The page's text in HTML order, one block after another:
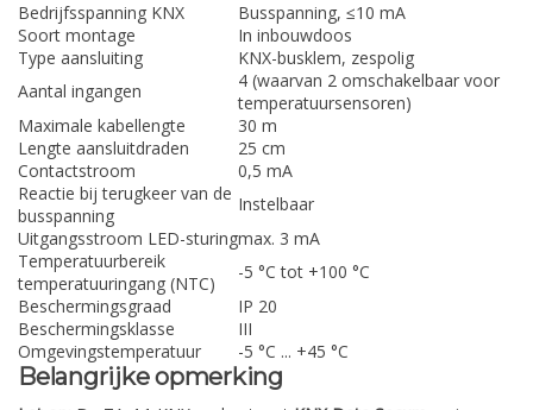
Bedrijfsspanning KNX
Busspanning, ≤10 mA
Soort montage
In inbouwdoos
Type aansluiting
KNX-busklem, zespolig
Aantal ingangen
4 (waarvan 2 omschakelbaar voor
temperatuursensoren)
Maximale kabellengte
30 m
Lengte aansluitdraden
25 cm
Contactstroom
0,5 mA
Reactie bij terugkeer van de
busspanning
Instelbaar
Uitgangsstroom LED-sturingmax. 3 mA
Temperatuurbereik
temperatuuringang (NTC)
-5 °C tot +100 °C
Beschermingsgraad
IP 20
Beschermingsklasse
III
Omgevingstemperatuur
-5 °C ... +45 °C
Belangrijke opmerking